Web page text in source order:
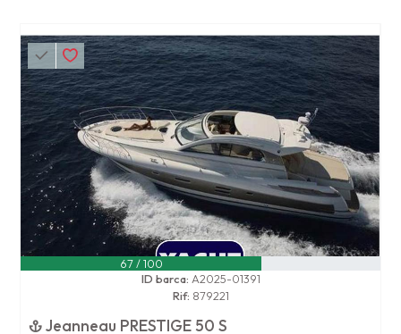
67 / 100
ID barca: A2025-01391
Rif: 879221
Jeanneau PRESTIGE 50 S